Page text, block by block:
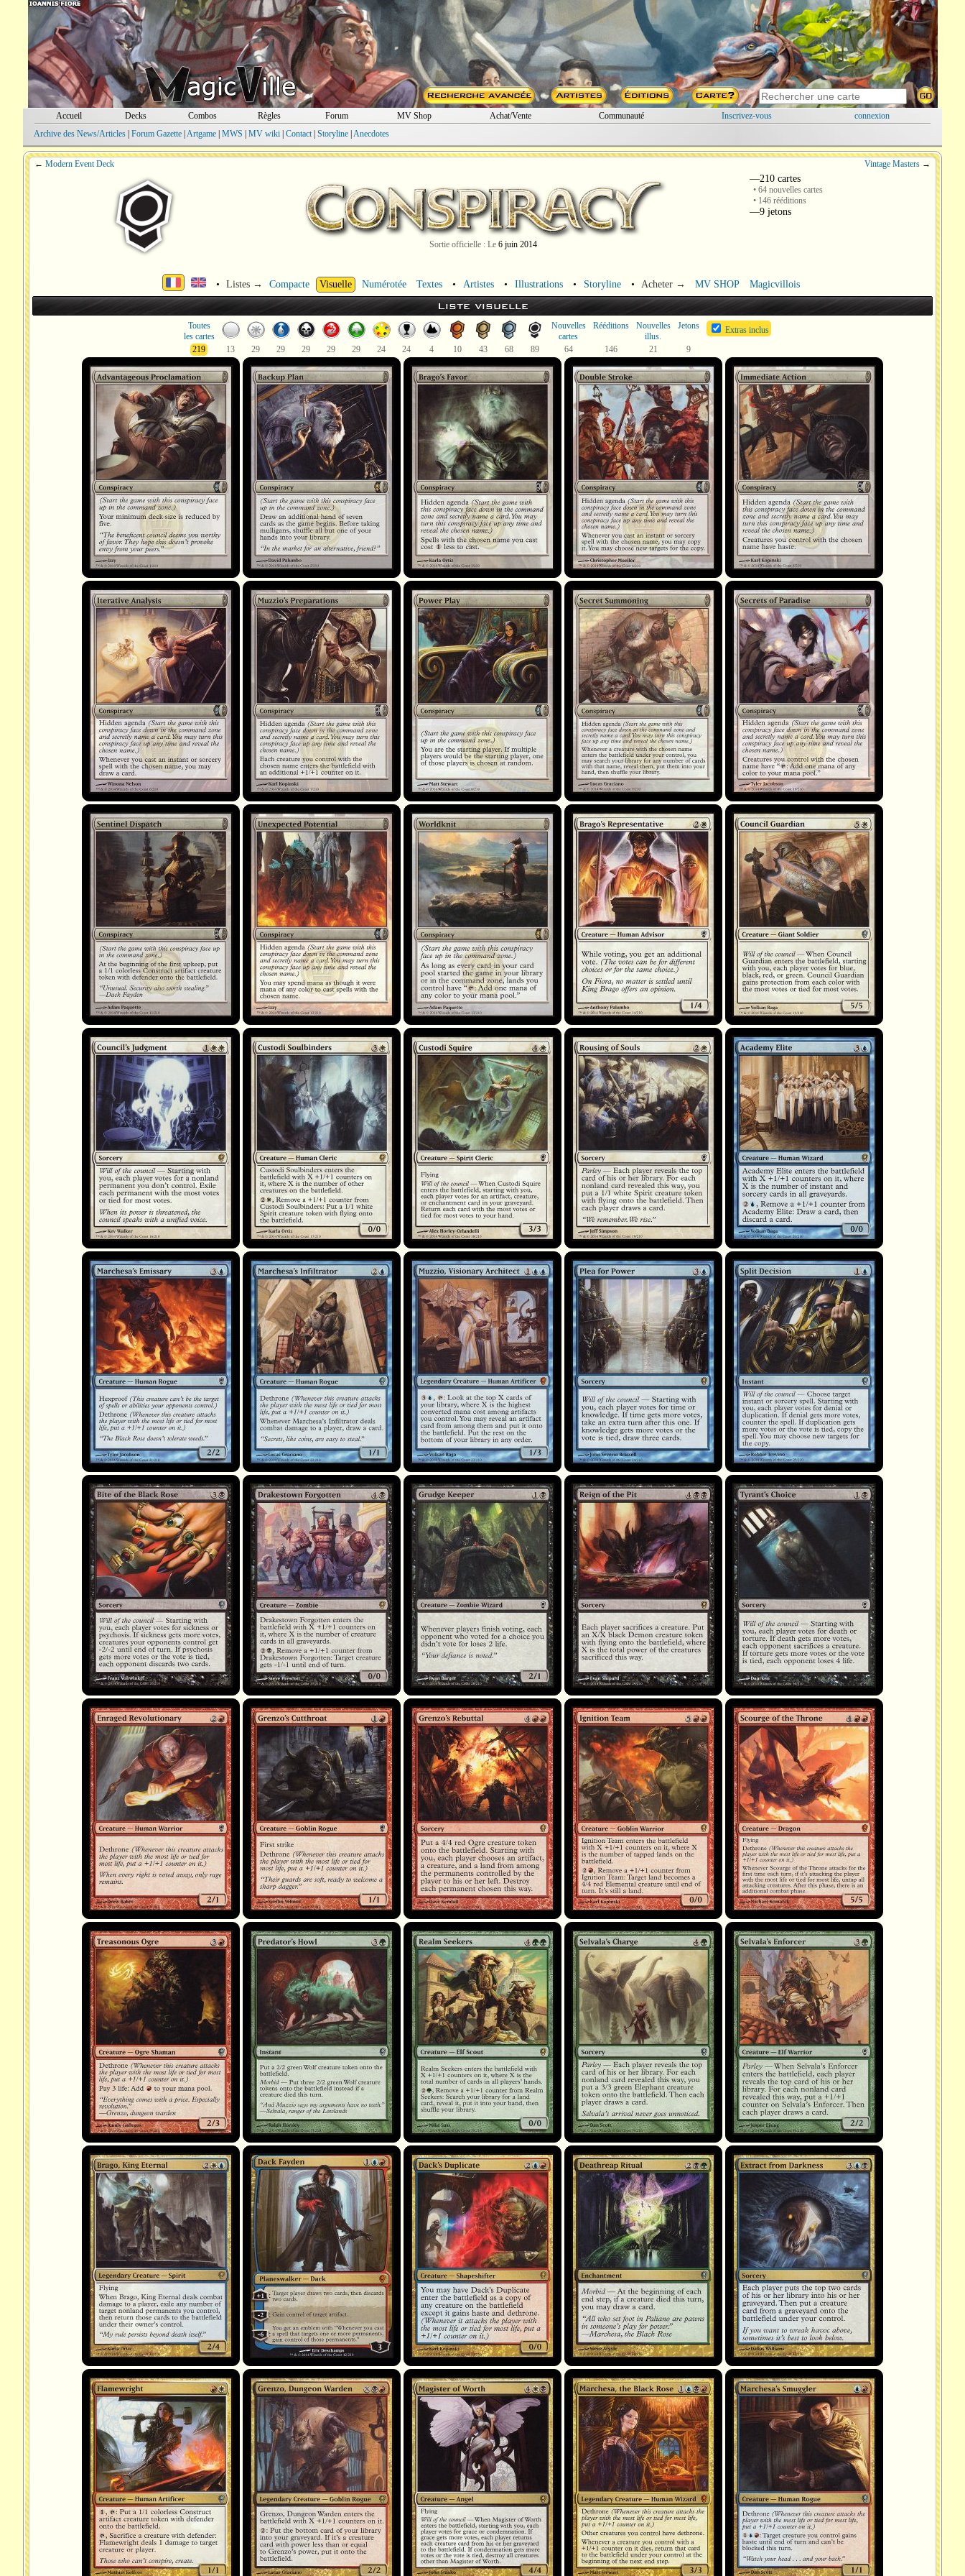
Accueil Decks Combos Règles Forum MV Shop Achat/Vente Communauté Inscrivez-vous
connexion
Archive des News/Articles| Forum Gazette| Artgame| MWS MV wiki| Contact| Storyline| Anecdotes
← Modern Event Deck
Sortie officielle : Le 6 juin 2014
Vintage Masters →
—210 cartes
• 64 nouvelles cartes
• 146 rééditions
—9 jetons
• Listes → Compacte Visuelle Numérotée Textes • Artistes • Illustrations • Storyline • Acheter → MV SHOP Magicvillois
Liste visuelle
Toutes
les cartes
219
13 29 29 29 29 29 24 24 4 10 43 68 89
Nouvelles
cartes
64
Rééditions
146
Nouvelles
illus.
21
Jetons
9
Extras inclus
Advantageous Proclamation Backup Plan Brago's Favor Double Stroke Immediate Action
Iterative Analysis Muzzio's Preparations Power Play Secret Summoning Secrets of Paradise
Sentinel Dispatch Unexpected Potential Worldknit Brago's Representative Council Guardian
Jugement selon le conseil Lieurs d'âme des Custodi Custodi Squire Rousing of Souls Élite de l'académie
Marchesa's Emissary Marchesa's Infiltrator Muzzio, Visionary Architect Plea for Power Split Decision
Bite of the Black Rose Drakestown Forgotten Grudge Keeper Reign of the Pit Tyrant's Choice
Enraged Revolutionary Grenzo's Cutthroat Grenzo's Rebuttal Ignition Team Scourge of the Throne
Treasonous Ogre Predator's Howl Chercheurs de royaume Selvala's Charge Selvala's Enforcer
Brago, roi éternel Dack Fayden Dack's Duplicate Rituel de la moisson de mort Extraire des ténèbres
Flamewright Grenzo, Dungeon Warden Magister of Worth Marchesa, la Rose Noire Marchesa's Smuggler